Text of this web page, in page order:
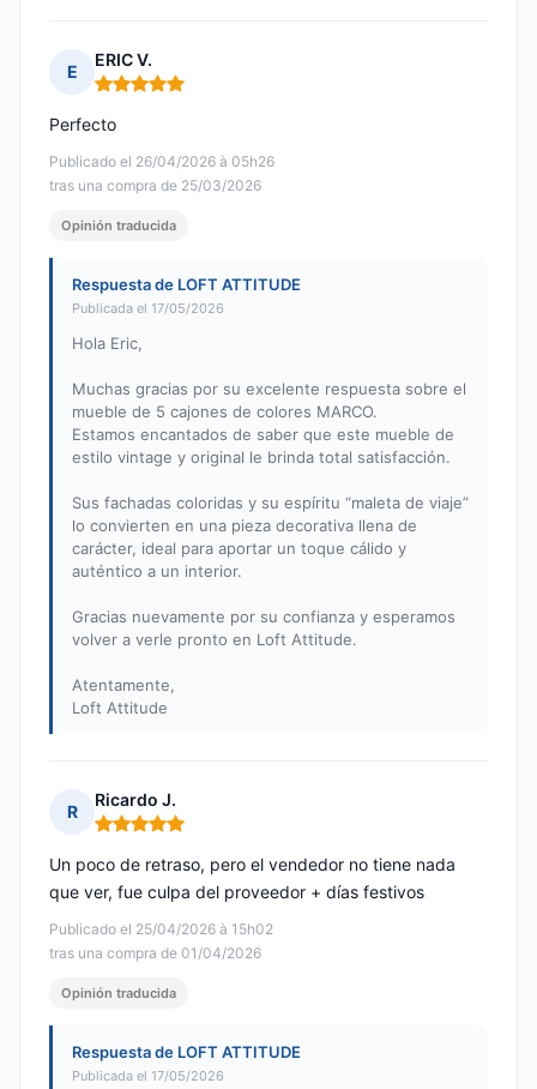
E
ERIC V.
Nota: 5 de 5
Publicado el 26/04/2026 à 05h26
tras una compra de 25/03/2026
Perfecto
Opinión traducida
Respuesta de LOFT ATTITUDE
Publicada el 17/05/2026
Hola Eric,
Muchas gracias por su excelente respuesta sobre el
mueble de 5 cajones de colores MARCO.
Estamos encantados de saber que este mueble de
estilo vintage y original le brinda total satisfacción.
Sus fachadas coloridas y su espíritu “maleta de viaje”
lo convierten en una pieza decorativa llena de
carácter, ideal para aportar un toque cálido y
auténtico a un interior.
Gracias nuevamente por su confianza y esperamos
volver a verle pronto en Loft Attitude.
Atentamente,
Loft Attitude
R
Ricardo J.
Nota: 5 de 5
Publicado el 25/04/2026 à 15h02
tras una compra de 01/04/2026
Un poco de retraso, pero el vendedor no tiene nada
que ver, fue culpa del proveedor + días festivos
Opinión traducida
Respuesta de LOFT ATTITUDE
Publicada el 17/05/2026